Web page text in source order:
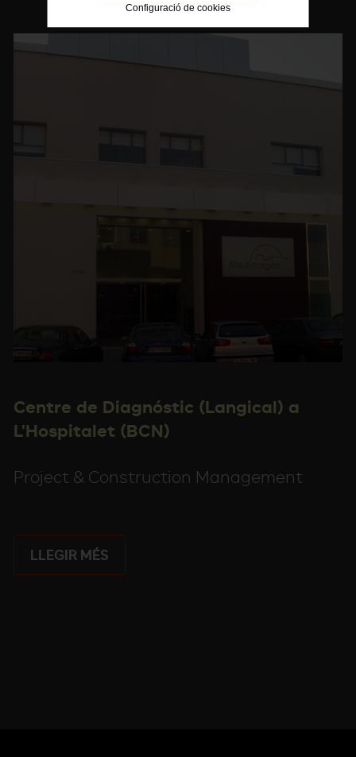
Centre de Diagnóstic (Langical) a
L'Hospitalet (BCN)
Project & Construction Management
LLEGIR MÉS
Configuració de cookies